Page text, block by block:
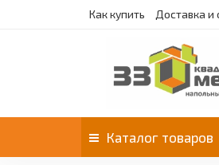
Как купить Доставка и
Каталог товаров